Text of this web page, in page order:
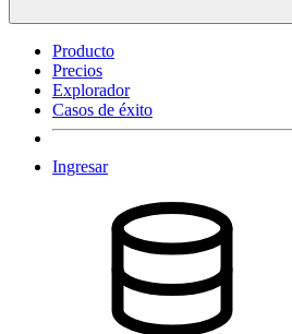
Producto
Precios
Explorador
Casos de éxito
Ingresar